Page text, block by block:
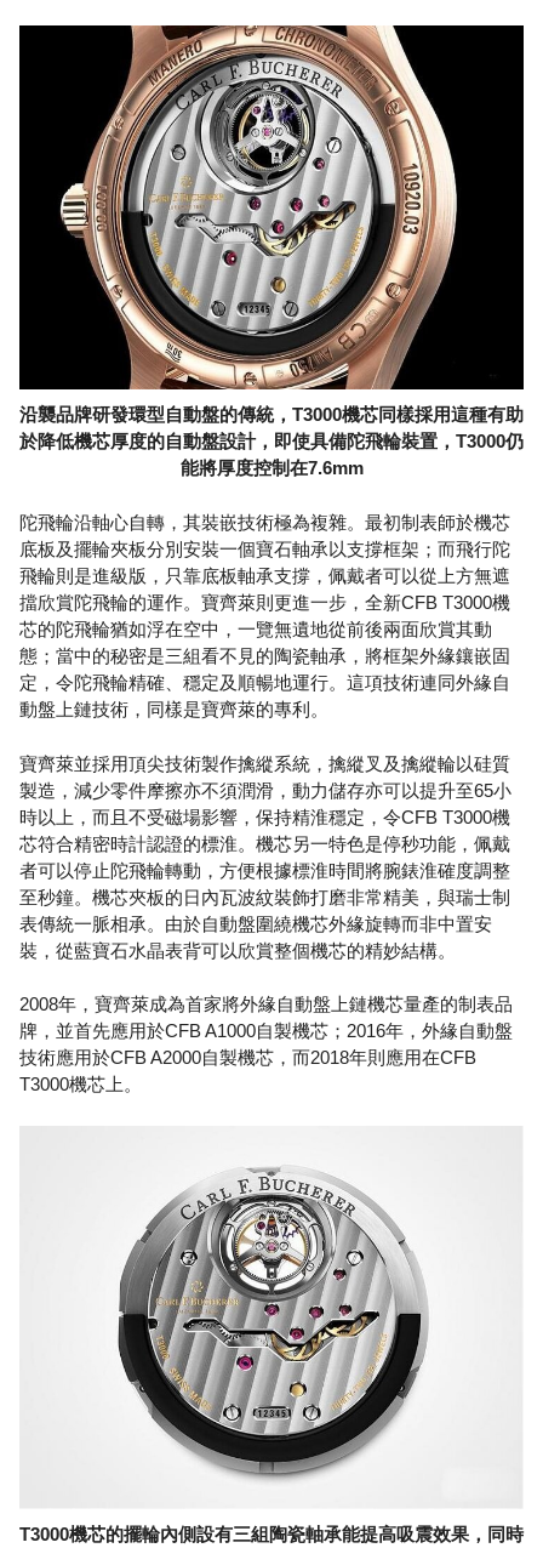
沿襲品牌研發環型自動盤的傳統，T3000機芯同樣採用這種有助
於降低機芯厚度的自動盤設計，即使具備陀飛輪裝置，T3000仍
能將厚度控制在7.6mm
陀飛輪沿軸心自轉，其裝嵌技術極為複雜。最初制表師於機芯
底板及擺輪夾板分別安裝一個寶石軸承以支撐框架；而飛行陀
飛輪則是進級版，只靠底板軸承支撐，佩戴者可以從上方無遮
擋欣賞陀飛輪的運作。寶齊萊則更進一步，全新CFB T3000機
芯的陀飛輪猶如浮在空中，一覽無遺地從前後兩面欣賞其動
態；當中的秘密是三組看不見的陶瓷軸承，將框架外緣鑲嵌固
定，令陀飛輪精確、穩定及順暢地運行。這項技術連同外緣自
動盤上鏈技術，同樣是寶齊萊的專利。
寶齊萊並採用頂尖技術製作擒縱系統，擒縱叉及擒縱輪以硅質
製造，減少零件摩擦亦不須潤滑，動力儲存亦可以提升至65小
時以上，而且不受磁場影響，保持精淮穩定，令CFB T3000機
芯符合精密時計認證的標淮。機芯另一特色是停秒功能，佩戴
者可以停止陀飛輪轉動，方便根據標淮時間將腕錶淮確度調整
至秒鐘。機芯夾板的日內瓦波紋裝飾打磨非常精美，與瑞士制
表傳統一脈相承。由於自動盤圍繞機芯外緣旋轉而非中置安
裝，從藍寶石水晶表背可以欣賞整個機芯的精妙結構。
2008年，寶齊萊成為首家將外緣自動盤上鏈機芯量產的制表品
牌，並首先應用於CFB A1000自製機芯；2016年，外緣自動盤
技術應用於CFB A2000自製機芯，而2018年則應用在CFB
T3000機芯上。
T3000機芯的擺輪內側設有三組陶瓷軸承能提高吸震效果，同時